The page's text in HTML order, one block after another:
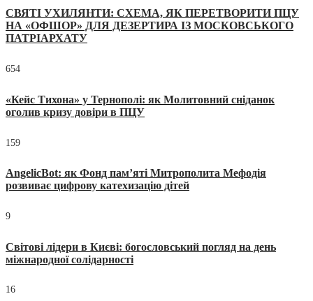
СВЯТІ УХИЛЯНТИ: СХЕМА, ЯК ПЕРЕТВОРИТИ ПЦУ
НА «ОФШОР» ДЛЯ ДЕЗЕРТИРА ІЗ МОСКОВСЬКОГО
ПАТРІАРХАТУ
654
«Кейс Тихона» у Тернополі: як Молитовний сніданок
оголив кризу довіри в ПЦУ
159
AngelicBot: як Фонд пам’яті Митрополита Мефодія
розвиває цифрову катехизацію дітей
9
Світові лідери в Києві: богословський погляд на день
міжнародної солідарності
16